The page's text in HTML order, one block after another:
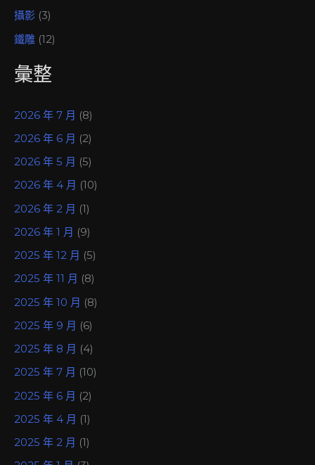
攝影 (3)
鐵雕 (12)
彙整
2026 年 7 月 (8)
2026 年 6 月 (2)
2026 年 5 月 (5)
2026 年 4 月 (10)
2026 年 2 月 (1)
2026 年 1 月 (9)
2025 年 12 月 (5)
2025 年 11 月 (8)
2025 年 10 月 (8)
2025 年 9 月 (6)
2025 年 8 月 (4)
2025 年 7 月 (10)
2025 年 6 月 (2)
2025 年 4 月 (1)
2025 年 2 月 (1)